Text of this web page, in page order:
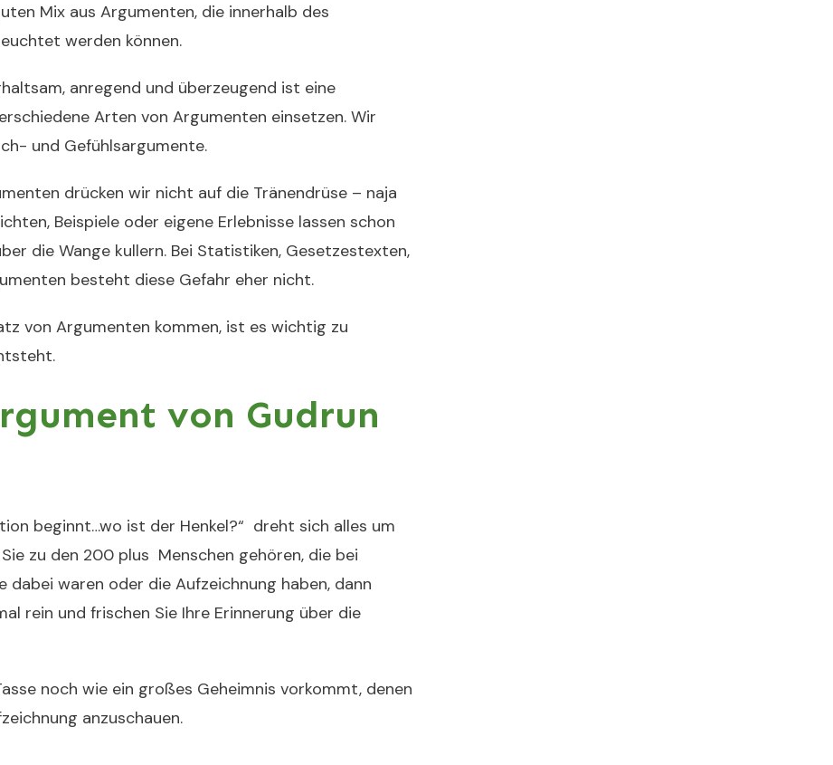
Mix aus Argumenten, die innerhalb des
werden können.
anregend und überzeugend ist eine
Arten von Argumenten einsetzen. Wir
und Gefühlsargumente.
drücken wir nicht auf die Tränendrüse – naja
Beispiele oder eigene Erlebnisse lassen schon
die Wange kullern. Bei Statistiken, Gesetzestexten,
besteht diese Gefahr eher nicht.
von Argumenten kommen, ist es wichtig zu
von Gudrun
beginnt…wo ist der Henkel?“ dreht sich alles um
Sie zu den 200 plus Menschen gehören, die bei
dabei waren oder die Aufzeichnung haben, dann
rein und frischen Sie Ihre Erinnerung über die
noch wie ein großes Geheimnis vorkommt, denen
anzuschauen.